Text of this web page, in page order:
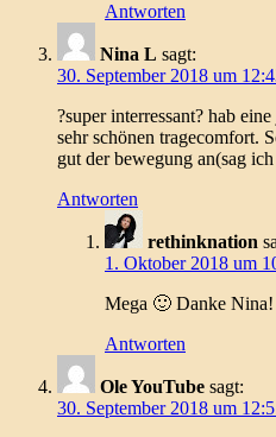
Antworten
Nina L sagt:
30. September 2018 um
?super interressant? hab
sehr schönen tragecomfort.
gut der bewegung an(sag
Antworten
rethinknation
1. Oktober 2018 um
Mega 🙂 Danke Nina!
Antworten
Ole YouTube sagt:
30. September 2018 um